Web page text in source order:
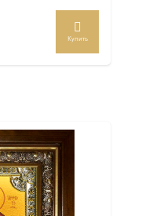
Купить